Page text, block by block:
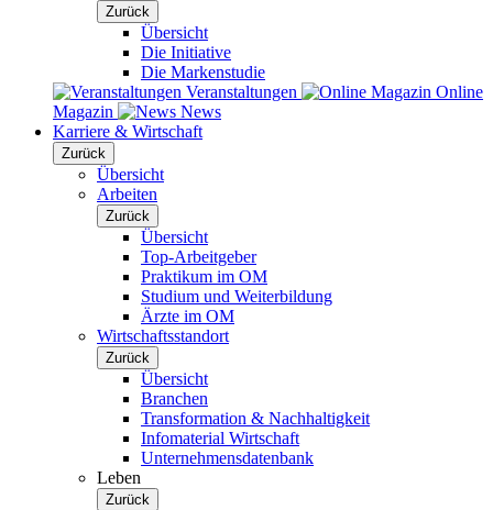
Zurück
Übersicht
Die Initiative
Die Markenstudie
Veranstaltungen
Online
Magazin
News
Karriere & Wirtschaft
Zurück
Übersicht
Arbeiten
Zurück
Übersicht
Top-Arbeitgeber
Praktikum im OM
Studium und Weiterbildung
Ärzte im OM
Wirtschaftsstandort
Zurück
Übersicht
Branchen
Transformation & Nachhaltigkeit
Infomaterial Wirtschaft
Unternehmensdatenbank
Leben
Zurück